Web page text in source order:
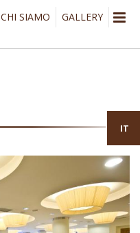
IT
CHI SIAMO GALLERY